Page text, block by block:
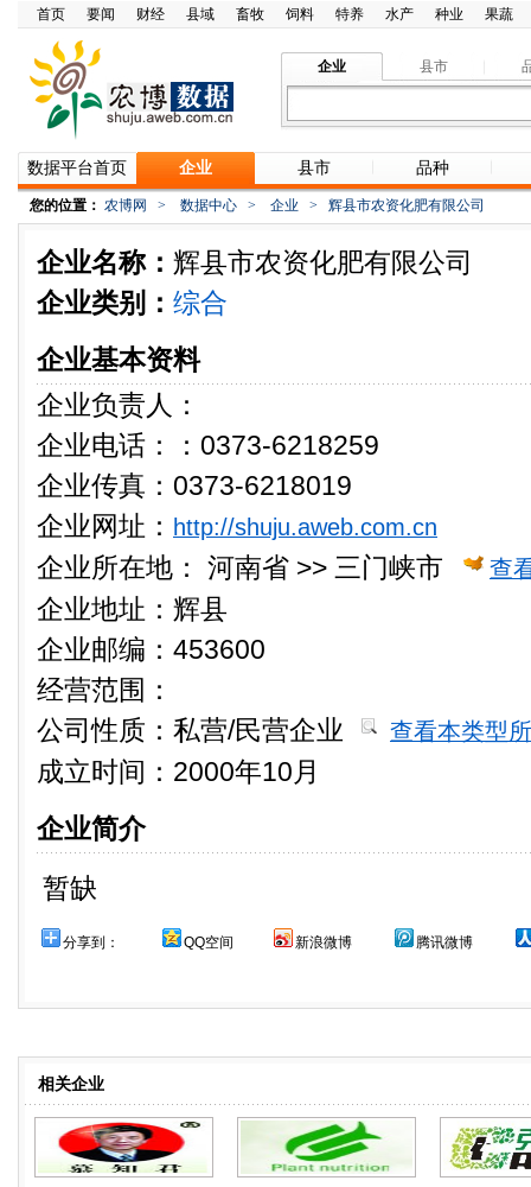
首页 要闻 财经 县域 畜牧 饲料 特养 水产 种业 果蔬
企业 县市
数据平台首页 企业 县市 品种
您的位置： 农博网 > 数据中心 > 企业 > 辉县市农资化肥有限公司
企业名称： 辉县市农资化肥有限公司
企业类别： 综合
企业基本资料
企业负责人：
企业电话：：0373-6218259
企业传真：0373-6218019
企业网址： http://shuju.aweb.com.cn
企业所在地： 河南省 >> 三门峡市 查
企业地址：辉县
企业邮编：453600
经营范围：
公司性质： 私营/民营企业 查看本类型
成立时间：2000年10月
企业简介
暂缺
分享到： QQ空间 新浪微博 腾讯微博
相关企业